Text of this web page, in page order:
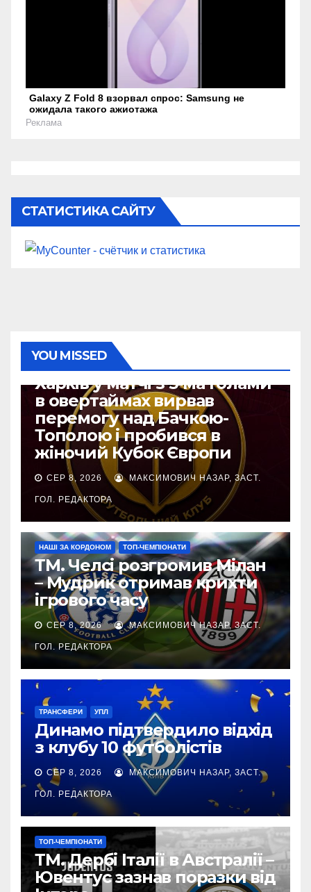
Galaxy Z Fold 8 взорвал спрос: Samsung не
ожидала такого ажиотажа
Реклама
СТАТИСТИКА САЙТУ
YOU MISSED
Харків у матчі з 5-ма голами
в овертаймах вирвав
перемогу над Бачкою-
Тополою і пробився в
жіночий Кубок Європи
СЕР 8, 2026 МАКСИМОВИЧ НАЗАР, ЗАСТ.
ГОЛ. РЕДАКТОРА
НАШІ ЗА КОРДОНОМ ТОП-ЧЕМПІОНАТИ
ТМ. Челсі розгромив Мілан
– Мудрик отримав крихти
ігрового часу
СЕР 8, 2026 МАКСИМОВИЧ НАЗАР, ЗАСТ.
ГОЛ. РЕДАКТОРА
ТРАНСФЕРИ УПЛ
Динамо підтвердило відхід
з клубу 10 футболістів
СЕР 8, 2026 МАКСИМОВИЧ НАЗАР, ЗАСТ.
ГОЛ. РЕДАКТОРА
ТОП-ЧЕМПІОНАТИ
ТМ. Дербі Італії в Австралії –
Ювентус зазнав поразки від